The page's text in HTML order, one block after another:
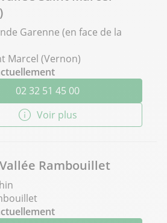
Garenne (en face de la
Marcel (Vernon)
02 32 51 45 00
Voir plus
Rambouillet